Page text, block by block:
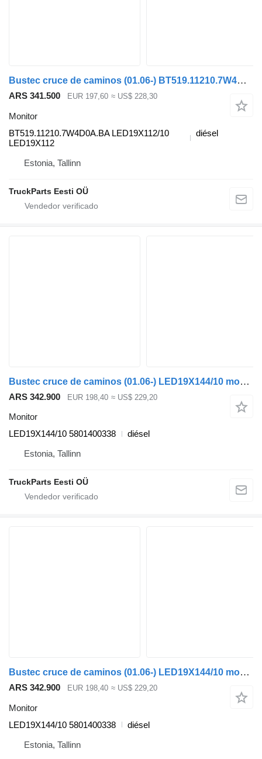
Bustec cruce de caminos (01.06-) BT519.11210.7W4D0A.BA monitor para Irisbus Arway, Crossway, Crealis, Magelys, Proway, Daily Tourys (2006-) autobús
ARS 341.500 EUR 197,60 ≈ US$ 228,30
Monitor
BT519.11210.7W4D0A.BA LED19X112/10
LED19X112
diésel
Estonia, Tallinn
TruckParts Eesti OÜ
Bustec cruce de caminos (01.06-) LED19X144/10 monitor para Irisbus Arway, Crossway, Crealis, Magelys, Proway, Daily Tourys (2006-) autobús
ARS 342.900 EUR 198,40 ≈ US$ 229,20
Monitor
LED19X144/10 5801400338
diésel
Estonia, Tallinn
TruckParts Eesti OÜ
Bustec cruce de caminos (01.06-) LED19X144/10 monitor para Irisbus Arway, Crossway, Crealis, Magelys, Proway, Daily Tourys (2006-) autobús
ARS 342.900 EUR 198,40 ≈ US$ 229,20
Monitor
LED19X144/10 5801400338
diésel
Estonia, Tallinn